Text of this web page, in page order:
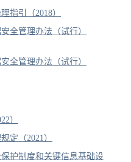
指引（2018）
全管理办法（试行）
全管理办法（试行）
）
定（2021）
护制度和关键信息基础设